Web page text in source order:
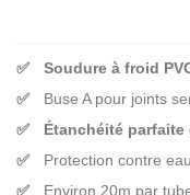
Soudure à froid
Buse A pour joints
Étanchéité parfaite
Protection contre
Environ 20m par